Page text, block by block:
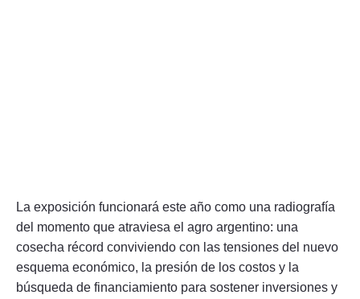
La exposición funcionará este año como una radiografía
del momento que atraviesa el agro argentino: una
cosecha récord conviviendo con las tensiones del nuevo
esquema económico, la presión de los costos y la
búsqueda de financiamiento para sostener inversiones y